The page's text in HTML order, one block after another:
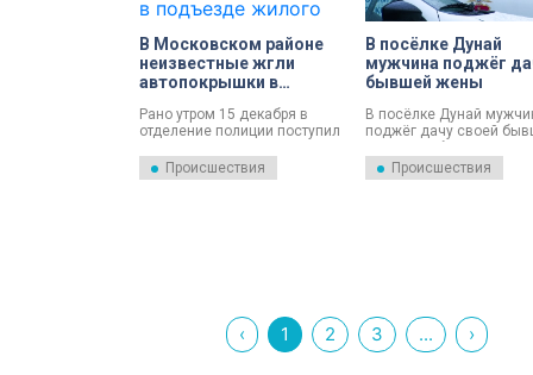
В Московском районе
неизвестные жгли
автопокрышки в
Рано утром 15 декабря в
отделение полиции поступил
расположенной в доме по
Дунайскому проспекту, горит
Происшествия
В посёлке Дунай
мужчина поджёг
бывшей жены
В посёлке Дунай
поджёг дачу своей
в садоводстве
поступило в полицию 7
Происшествия
‹ 1 2 3 ... ›